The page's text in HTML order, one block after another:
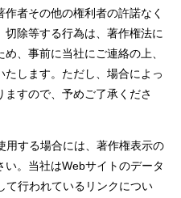
者その他の権利者の許諾なく
除等する行為は、著作権法に
、事前に当社にご連絡の上、
します。ただし、場合によっ
すので、予めご了承くださ
用する場合には、著作権表示の
。当社はWebサイトのデータ
て行われているリンクについ